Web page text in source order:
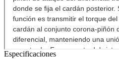
Especificaciones